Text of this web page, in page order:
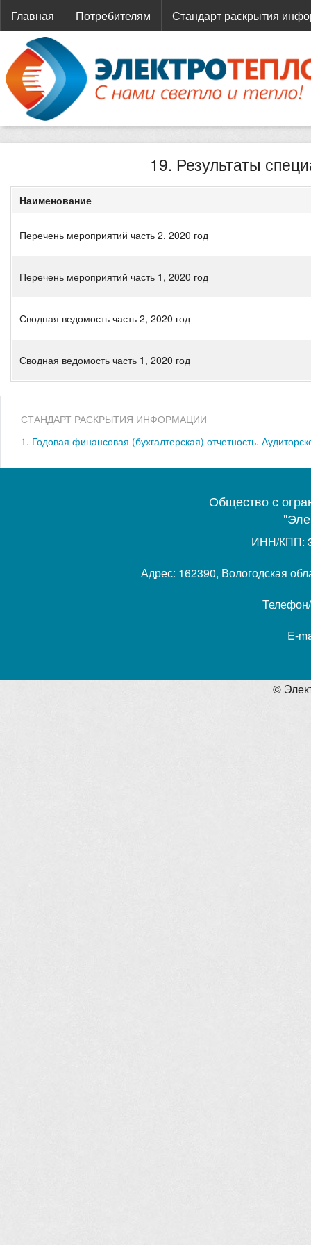
Главная Потребителям Стандарт раскрытия
19. Результаты
Наименование
Перечень мероприятий часть 2, 2020 год
Перечень мероприятий часть 1, 2020 год
Сводная ведомость часть 2, 2020 год
Сводная ведомость часть 1, 2020 год
СТАНДАРТ РАСКРЫТИЯ ИНФОРМАЦИИ
1. Годовая финансовая (бухгалтерская) отчетность.
Общество с
ИНН/КПП:
Адрес: 162390, Вологодская
E-
©